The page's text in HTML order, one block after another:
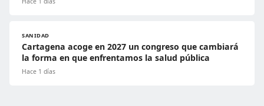
SANIDAD
Cartagena acoge en 2027 un congreso que cambiará
la forma en que enfrentamos la salud pública
Hace 1 días